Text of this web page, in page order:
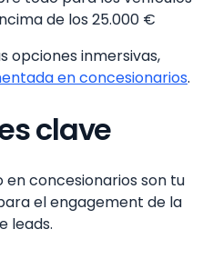
de los 25.000 €
opciones inmersivas,
en concesionarios.
clave
en concesionarios son tu
el engagement de la
leads.